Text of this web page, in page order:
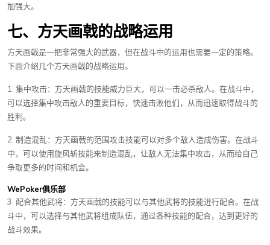
加强大。
七、方天画戟的战略运用
方天画戟是一把非常强大的武器，但在战斗中的运用也需要一定的策略。
下面介绍几个方天画戟的战略运用。
1. 集中攻击：方天画戟的技能威力巨大，可以一击必杀敌人。在战斗中，
可以选择集中攻击敌人的重要目标，快速击败他们，从而迅速取得战斗的
胜利。
2. 制造混乱：方天画戟的范围攻击技能可以对多个敌人造成伤害。在战斗
中，可以使用旋风斩技能来制造混乱，让敌人无法集中攻击，从而给自己
争取更多的时间和机会。
WePoker俱乐部
3. 配合其他武将：方天画戟的技能可以与其他武将的技能进行配合。在战
斗中，可以选择与其他武将组成队伍，通过各种技能的配合，达到更好的
战斗效果。